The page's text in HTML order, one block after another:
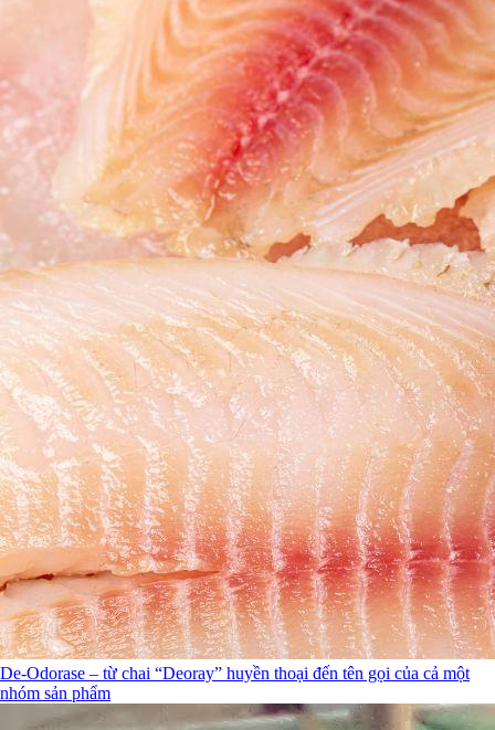
De-Odorase – từ chai “Deoray” huyền thoại đến tên gọi của cả một
nhóm sản phẩm